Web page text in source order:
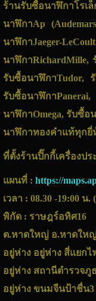
ร้านรับซื้อนาฬิกาโรเ
นาฬิกาAp
นาฬิกาJaeger-
นาฬิกาRichardMille,
รับซื้อนาฬิกาTudor,
รับซื้อนาฬิกา
นาฬิกาOmega, รับซื้อ
นาฬิกาทองคำแท้ทุกยี่
ที่ตั้งร้านปิ๊กกี้เครื่องป
แผนที่ : https://
เวลา : 08.30 -19:00 น
พิกัด : ราษฎร์อทิศ16
ต.หาดใหญ่ อ.หาดให
อยู่ห่าง อยู่ห่าง สี่แยกไ
อยู่ห่าง สถานีตำรวจภู
อยู่ห่าง ขนมจีนป้าชื่น3